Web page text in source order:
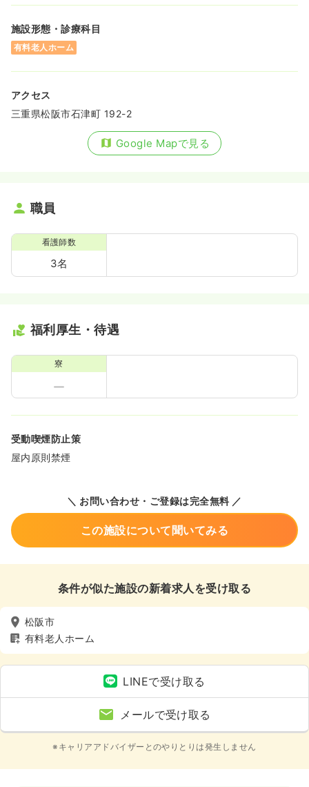
施設形態・診療科目
有料老人ホーム
アクセス
三重県松阪市石津町 192-2
Google Mapで見る
職員
看護師数
3名
福利厚生・待遇
寮
受動喫煙防止策
屋内原則禁煙
＼ お問い合わせ・ご登録は完全無料 ／
この施設について聞いてみる
条件が似た施設の新着求人を受け取る
松阪市
有料老人ホーム
LINEで受け取る
メールで受け取る
※キャリアアドバイザーとのやりとりは発生しません